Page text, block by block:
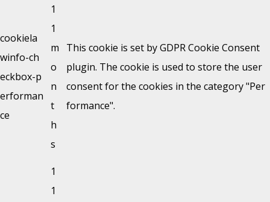
cookiela
winfo-ch
eckbox-p
erforman
ce
1
1
m
o
n
t
h
s
This cookie is set by GDPR Cookie Consent
plugin. The cookie is used to store the user
consent for the cookies in the category "Per
formance".
1
1